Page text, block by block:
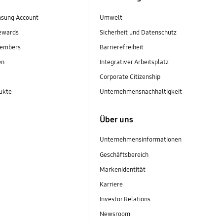
Account
Umwelt
Sicherheit und Datenschutz
Barrierefreiheit
Integrativer Arbeitsplatz
Corporate Citizenship
Unternehmensnachhaltigkeit
Über uns
Unternehmensinformationen
Geschäftsbereich
Markenidentität
Karriere
Investor Relations
Newsroom